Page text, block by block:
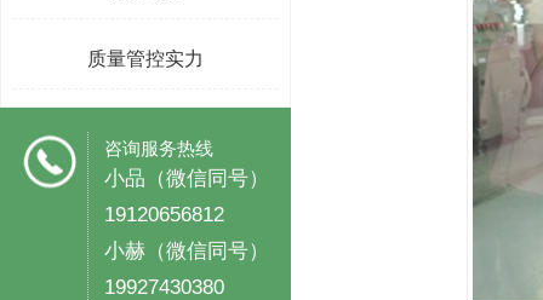
质量管控实力
咨询服务热线
小品（微信同号）
19120656812
小赫（微信同号）
19927430380